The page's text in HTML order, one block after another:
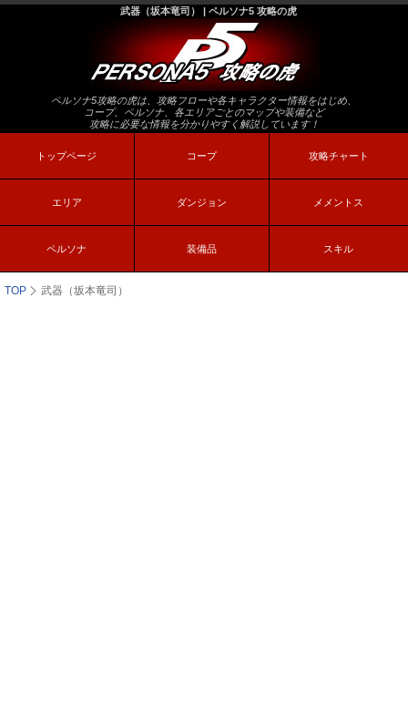
武器（坂本竜司） | ペルソナ5 攻略の虎
ペルソナ5攻略の虎は、攻略フローや各キャラクター情報をはじめ、
コープ、ペルソナ、各エリアごとのマップや装備など
攻略に必要な情報を分かりやすく解説しています！
トップページ コープ 攻略チャート
エリア ダンジョン メメントス
ペルソナ 装備品 スキル
TOP 武器（坂本竜司）